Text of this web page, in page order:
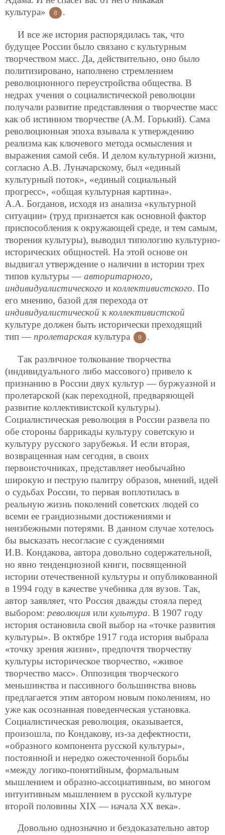
культура»
8 .
И все же история распорядилась так, что
будущее России было связано с культурным
творчеством масс. Да, действительно, оно было
политизировано, наполнено стремлением
революционного переустройства общества. В
недрах учения о социалистической революции
получали развитие представления о творчестве масс
как об истинном творчестве (А.М. Горький). Сама
революционная эпоха взывала к утверждению
реализма как ключевого метода осмысления и
выражения самой себя. И делом культурной жизни,
согласно А.В. Луначарскому, был «единый
культурный поток», «единый социальный
прогресс», «общая культурная картина».
А.А. Богданов, исходя из анализа «культурной
ситуации» (труд признается как основной фактор
приспособления к окружающей среде, и тем самым,
творения культуры), выводил типологию культурно-
исторических общностей. На этой основе он
выдвигал утверждение о наличии в истории трех
типов культуры — авторитарного,
индивидуалистического и коллективистского. По
его мнению, базой для перехода от
индивидуалистической к коллективистской
культуре должен быть исторически преходящий
тип — пролетарская культура 9 .
Так различное толкование творчества
(индивидуального либо массового) привело к
признанию в России двух культур — буржуазной и
пролетарской (как переходной, предваряющей
развитие коллективистской культуры).
Социалистическая революция в России развела по
обе стороны баррикады культуру советскую и
культуру русского зарубежья. И если вторая,
возвращенная нам сегодня, в своих
первоисточниках, представляет необычайно
широкую и пеструю палитру образов, мнений, идей
о судьбах России, то первая воплотилась в
реальную жизнь поколений советских людей со
всеми ее грандиозными достижениями и
неизбежными потерями. В данном случае хотелось
бы высказать несогласие с суждениями
И.В. Кондакова, автора довольно содержательной,
но явно тенденциозной книги, посвященной
истории отечественной культуры и опубликованной
в 1994 году в качестве учебника для вузов. Так,
автор заявляет, что Россия дважды стояла перед
выбором: революция или культура. В 1907 году
история остановила свой выбор на «точке развития
культуры». В октябре 1917 года история выбрала
«точку зрения жизни», предпочтя творчеству
культуры историческое творчество, «живое
творчество масс». Оппозиция творческого
меньшинства и пассивного большинства вновь
предлагается этим автором новым поколениям, но
уже как осознанная поведенческая установка.
Социалистическая революция, оказывается,
произошла, по Кондакову, из-за дефектности,
«образного компонента русской культуры»,
постоянной и нередко ожесточенной борьбы
«между логико-понятийным, формальным
мышлением и образно-ассоциативным, во многом
интуитивным мышлением в русской культуре
второй половины ХIХ — начала ХХ века».
Довольно однозначно и бездоказательно автор